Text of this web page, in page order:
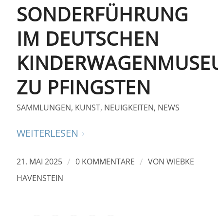
SONDERFÜHRUNG
IM DEUTSCHEN
ZU PFINGSTEN
SAMMLUNGEN, KUNST, NEUIGKEITEN, NEWS
WEITERLESEN
21. MAI 2025 / 0 KOMMENTARE / VON WIEBKE
HAVENSTEIN